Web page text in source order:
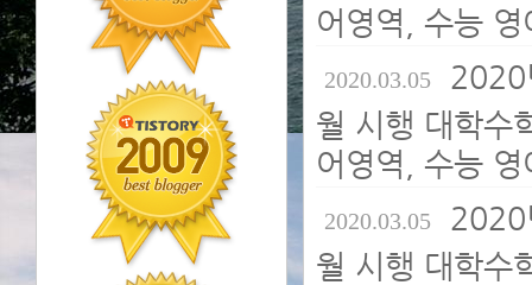
어영역, 수능
2020.03.05 2020
월 시행 대학수
어영역, 수능
2020.03.05 2020
월 시행 대학수